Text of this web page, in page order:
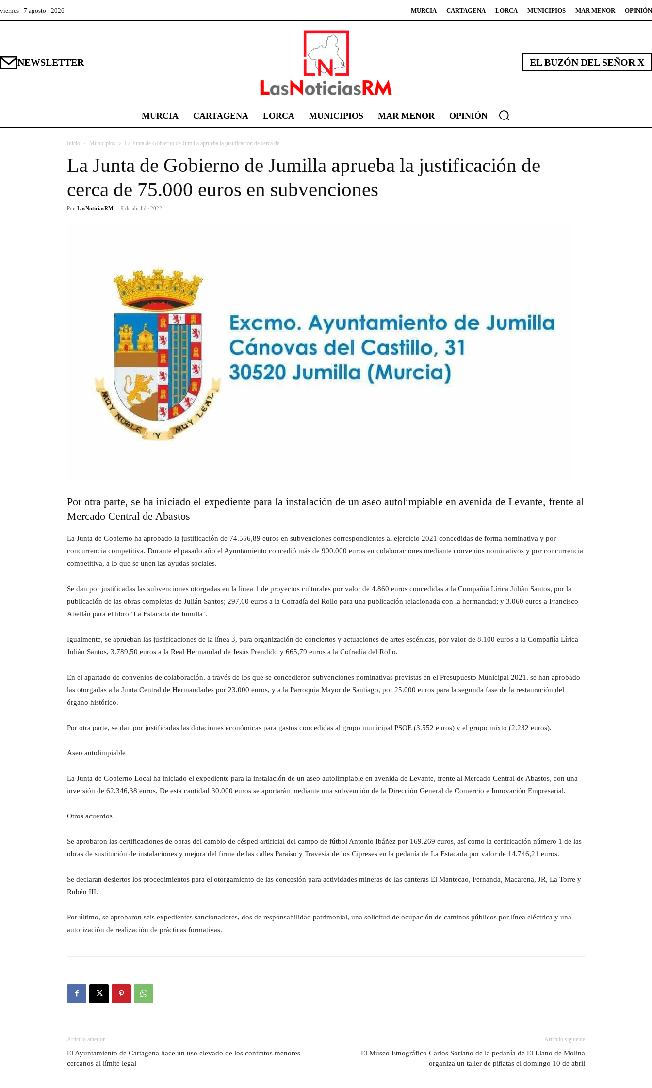
viernes - 7 agosto - 2026 MURCIA CARTAGENA LORCA MUNICIPIOS MAR MENOR OPINIÓN
NEWSLETTER EL BUZÓN DEL SEÑOR X
MURCIA CARTAGENA LORCA MUNICIPIOS MAR MENOR OPINIÓN
Inicio Municipios La Junta de Gobierno de Jumilla aprueba la justificación de cerca de...
La Junta de Gobierno de Jumilla aprueba la justificación de
cerca de 75.000 euros en subvenciones
Por LasNoticiasRM - 9 de abril de 2022
Por otra parte, se ha iniciado el expediente para la instalación de un aseo autolimpiable en avenida de Levante, frente al
Mercado Central de Abastos
La Junta de Gobierno ha aprobado la justificación de 74.556,89 euros en subvenciones correspondientes al ejercicio 2021 concedidas de forma nominativa y por
concurrencia competitiva. Durante el pasado año el Ayuntamiento concedió más de 900.000 euros en colaboraciones mediante convenios nominativos y por concurrencia
competitiva, a lo que se unen las ayudas sociales.
Se dan por justificadas las subvenciones otorgadas en la línea 1 de proyectos culturales por valor de 4.860 euros concedidas a la Compañía Lírica Julián Santos, por la
publicación de las obras completas de Julián Santos; 297,60 euros a la Cofradía del Rollo para una publicación relacionada con la hermandad; y 3.060 euros a Francisco
Abellán para el libro ‘La Estacada de Jumilla’.
Igualmente, se aprueban las justificaciones de la línea 3, para organización de conciertos y actuaciones de artes escénicas, por valor de 8.100 euros a la Compañía Lírica
Julián Santos, 3.789,50 euros a la Real Hermandad de Jesús Prendido y 665,79 euros a la Cofradía del Rollo.
En el apartado de convenios de colaboración, a través de los que se concedieron subvenciones nominativas previstas en el Presupuesto Municipal 2021, se han aprobado
las otorgadas a la Junta Central de Hermandades por 23.000 euros, y a la Parroquia Mayor de Santiago, por 25.000 euros para la segunda fase de la restauración del
órgano histórico.
Por otra parte, se dan por justificadas las dotaciones económicas para gastos concedidas al grupo municipal PSOE (3.552 euros) y el grupo mixto (2.232 euros).
Aseo autolimpiable
La Junta de Gobierno Local ha iniciado el expediente para la instalación de un aseo autolimpiable en avenida de Levante, frente al Mercado Central de Abastos, con una
inversión de 62.346,38 euros. De esta cantidad 30.000 euros se aportarán mediante una subvención de la Dirección General de Comercio e Innovación Empresarial.
Otros acuerdos
Se aprobaron las certificaciones de obras del cambio de césped artificial del campo de fútbol Antonio Ibáñez por 169.269 euros, así como la certificación número 1 de las
obras de sustitución de instalaciones y mejora del firme de las calles Paraíso y Travesía de los Cipreses en la pedanía de La Estacada por valor de 14.746,21 euros.
Se declaran desiertos los procedimientos para el otorgamiento de las concesión para actividades mineras de las canteras El Mantecao, Fernanda, Macarena, JR, La Torre y
Rubén III.
Por último, se aprobaron seis expedientes sancionadores, dos de responsabilidad patrimonial, una solicitud de ocupación de caminos públicos por línea eléctrica y una
autorización de realización de prácticas formativas.
Artículo anterior
El Ayuntamiento de Cartagena hace un uso elevado de los contratos menores
cercanos al límite legal
Artículo siguiente
El Museo Etnográfico Carlos Soriano de la pedanía de El Llano de Molina
organiza un taller de piñatas el domingo 10 de abril